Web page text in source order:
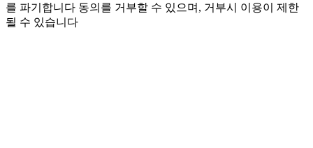
를 파기합니다 동의를 거부할 수 있으며, 거부시 이용이 제한
될 수 있습니다